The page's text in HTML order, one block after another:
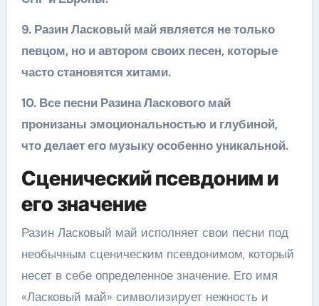
9. Разин Ласковый май является не только
певцом, но и автором своих песен, которые
часто становятся хитами.
10. Все песни Разина Ласкового май
пронизаны эмоциональностью и глубиной,
что делает его музыку особенно уникальной.
Сценический псевдоним и
его значение
Разин Ласковый май исполняет свои песни под
необычным сценическим псевдонимом, который
несет в себе определенное значение. Его имя
«Ласковый май» символизирует нежность и